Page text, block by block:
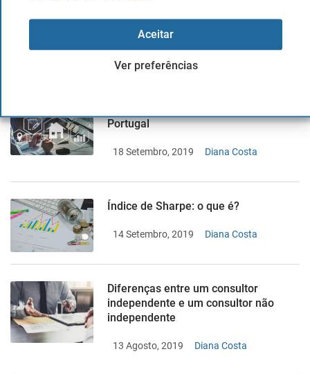
Aceitar
Ver preferências
e inversos?
Portugal
18 Setembro, 2019 Diana Costa
Índice de Sharpe: o que é?
14 Setembro, 2019 Diana Costa
Diferenças entre um consultor
independente e um consultor não
independente
13 Agosto, 2019 Diana Costa